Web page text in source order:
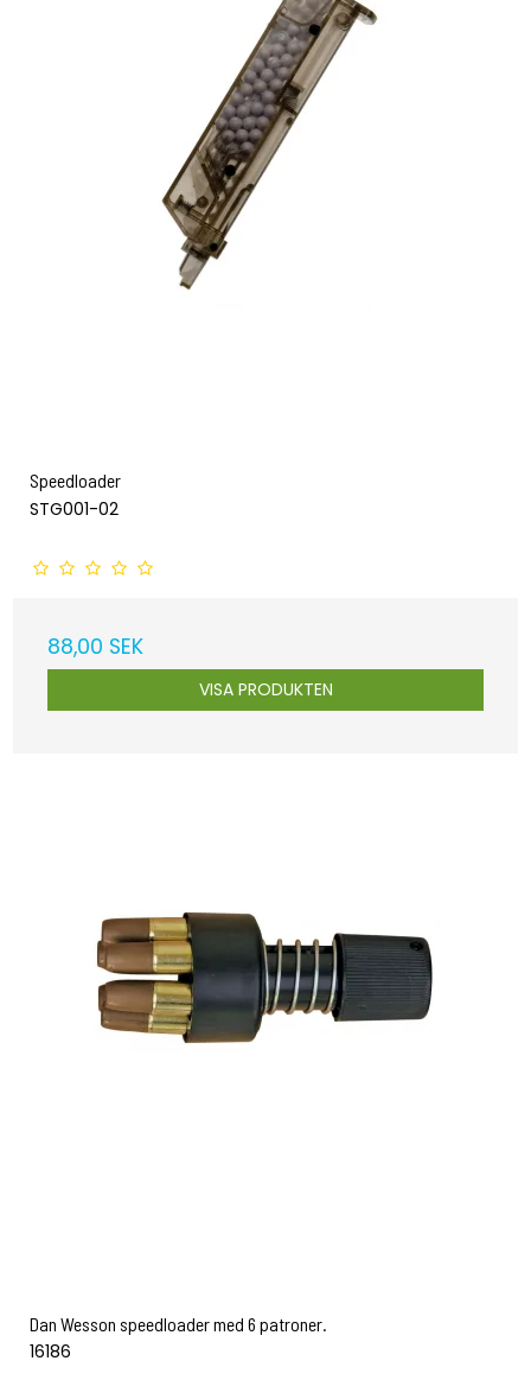
Speedloader
STG001-02
88,00 SEK
VISA PRODUKTEN
Dan Wesson speedloader med 6 patroner.
16186